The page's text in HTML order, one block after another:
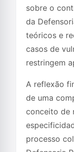
sobre o
da
teóricos e
casos de
restringem
A reflexão
de uma
conceito de
processo